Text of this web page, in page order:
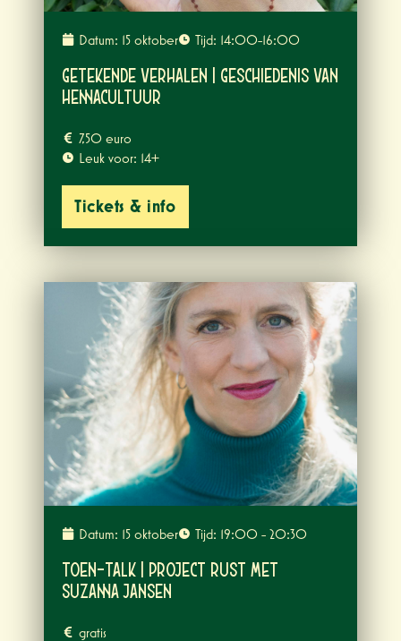
Datum: 15 oktober Tijd: 14:00-16:00
Getekende Verhalen | Geschiedenis van
Hennacultuur
7,50 euro
Leuk voor: 14+
Tickets & info
Datum: 15 oktober Tijd: 19:00 - 20:30
TOEN-talk | Project RUST met
Suzanna Jansen
gratis